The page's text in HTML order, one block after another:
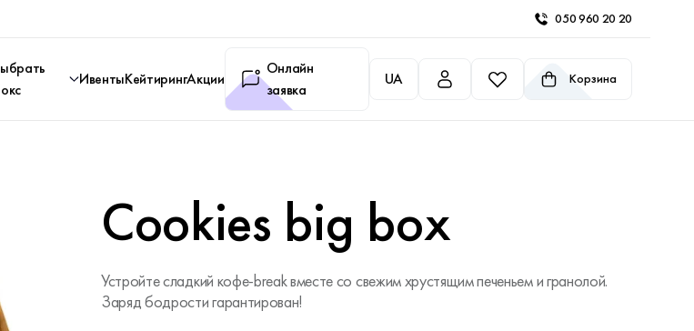
050 960 20 20
ИвентыКейтирингАкции
Онлайн
заявка
UA Корзина
Cookies big box
Устройте сладкий кофе-break вместе со свежим хрустящим печеньем и гранолой.
Заряд бодрости гарантирован!